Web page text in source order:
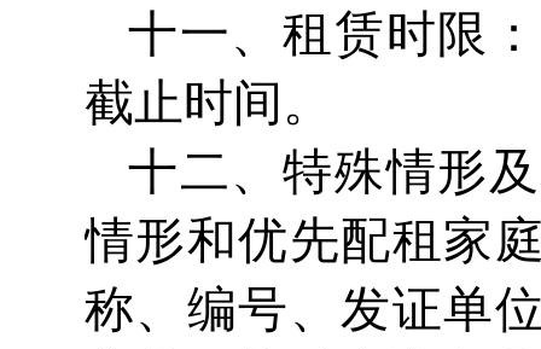
十一、租赁时限
截止时间。
十二、特殊情形
情形和优先配租家
称、编号、发证单